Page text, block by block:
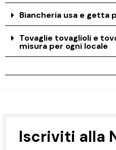
Biancheria usa e getta
Tovaglie tovaglioli e
misura per ogni locale
Iscriviti alla